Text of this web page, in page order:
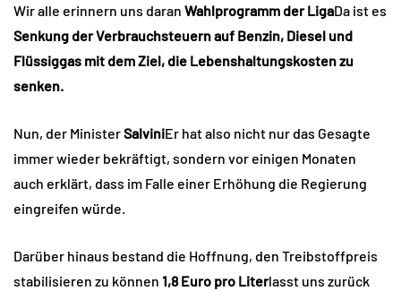
Wir alle erinnern uns daran Wahlprogramm der LigaDa ist es
Senkung der Verbrauchsteuern auf Benzin, Diesel und
Flüssiggas mit dem Ziel, die Lebenshaltungskosten zu
senken.
Nun, der MinisterSalviniEr hat also nicht nur das Gesagte
immer wieder bekräftigt, sondern vor einigen Monaten
auch erklärt, dass im Falle einer Erhöhung die Regierung
eingreifen würde.
Darüber hinaus bestand die Hoffnung, den Treibstoffpreis
stabilisieren zu können 1,8 Euro pro Literlasst uns zurück